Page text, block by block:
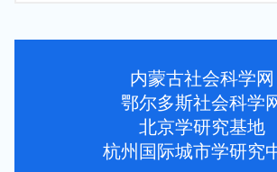
内蒙古社会科学网
鄂尔多斯社会科学
北京学研究基地
杭州国际城市学研究